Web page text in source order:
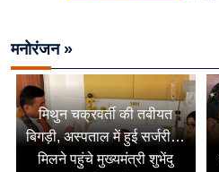
मनोरंजन »
मिथुन चक्रवर्ती की तबीयत
बिगड़ी, अस्पताल में हुई सर्जरी…
मिलने पहुंचे मुख्यमंत्री शुभेंदु